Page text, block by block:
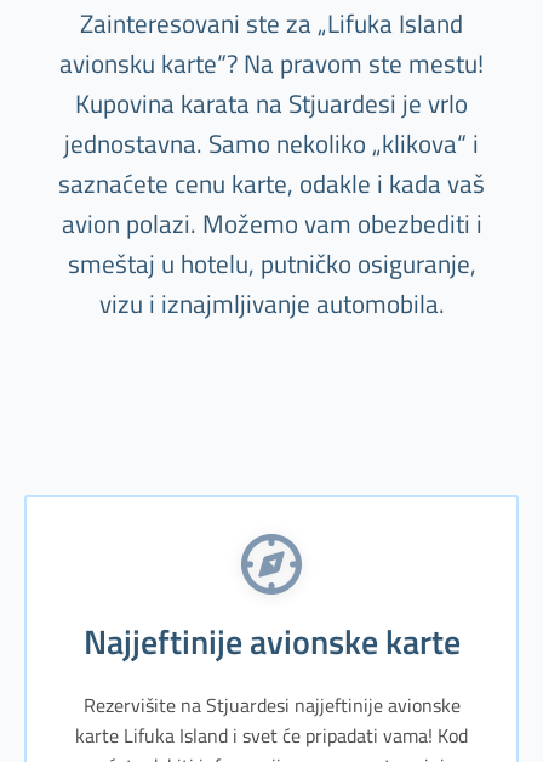
Zainteresovani ste za „Lifuka Island
avionsku karte“? Na pravom ste mestu!
Kupovina karata na Stjuardesi je vrlo
jednostavna. Samo nekoliko „klikova“ i
saznaćete cenu karte, odakle i kada vaš
avion polazi. Možemo vam obezbediti i
smeštaj u hotelu, putničko osiguranje,
vizu i iznajmljivanje automobila.
Najjeftinije avionske karte
Rezervišite na Stjuardesi najjeftinije avionske
karte Lifuka Island i svet će pripadati vama! Kod